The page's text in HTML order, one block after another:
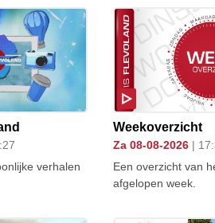
verhalen
Weekoverzicht
za 08-08-2026 |
Een overzicht van
afgelopen week.